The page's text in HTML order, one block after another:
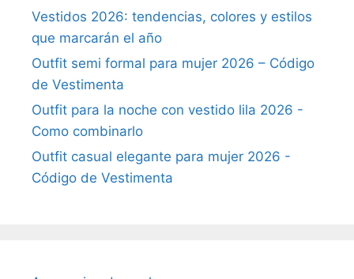
Vestidos 2026: tendencias, colores y estilos
que marcarán el año
Outfit semi formal para mujer 2026 – Código
de Vestimenta
Outfit para la noche con vestido lila 2026 -
Como combinarlo
Outfit casual elegante para mujer 2026 -
Código de Vestimenta